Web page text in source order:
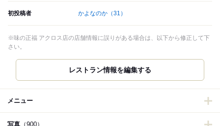
初投稿者 かよなのか （31）
※味の正福 アクロス店の店舗情報に誤りがある場合は、以下から修正して下
さい。
レストラン情報を編集する
メニュー
写真 （900）